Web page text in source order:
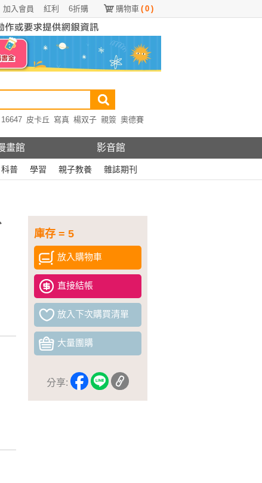
購物車 ( 0 )
6折購
紅利
加入會員
16647 皮卡丘 寫真 楊双子 親簽 奧德賽
畫館 影音館
科普 學習 親子教養 雜誌期刊
庫存 = 5
放入購物車
直接結帳
放入下次購買清單
大量團購
分享: